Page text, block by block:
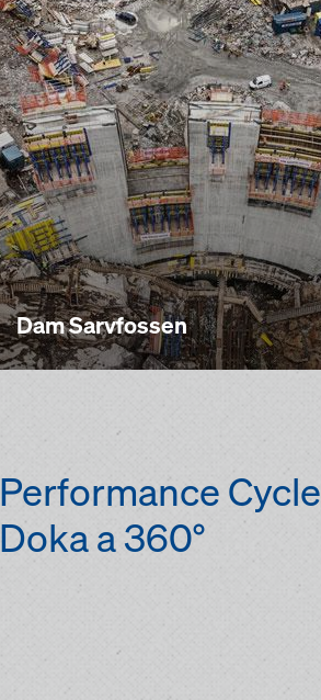
Dam Sarvfossen
Performance Cycle
Doka a 360°